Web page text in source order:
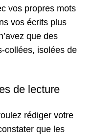
vos propres mots
vos écrits plus
que des
collées, isolées de
de lecture
rédiger votre
que les